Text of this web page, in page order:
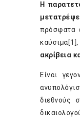
Η
πρόσφατα
καύσιμα[1],
ακρίβεια
Είναι
διεθνούς